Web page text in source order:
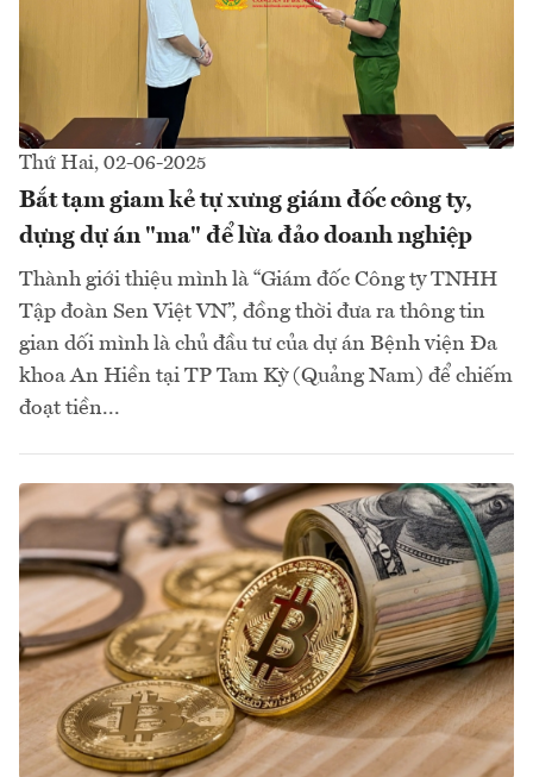
Thứ Hai, 02-06-2025
Bắt tạm giam kẻ tự xưng giám đốc công ty,
dựng dự án "ma" để lừa đảo doanh nghiệp
Thành giới thiệu mình là “Giám đốc Công ty TNHH
Tập đoàn Sen Việt VN”, đồng thời đưa ra thông tin
gian dối mình là chủ đầu tư của dự án Bệnh viện Đa
khoa An Hiền tại TP Tam Kỳ (Quảng Nam) để chiếm
đoạt tiền...